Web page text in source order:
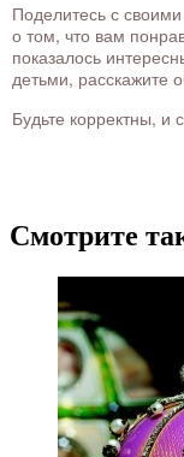
Поделитесь с
о том, что вам
показалось
детьми, расскажите
Будьте корректны, и
Смотрите